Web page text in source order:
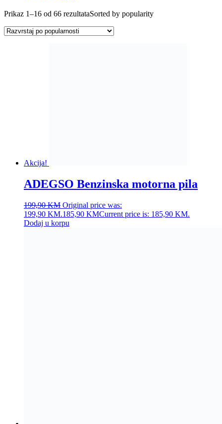
Prikaz 1–16 od 66 rezultataSorted by popularity
Akcija!
ADEGSO Benzinska motorna pila
199,90KM Original price was:
199,90 KM.185,90 KMCurrent price is: 185,90 KM.
Dodaj u korpu